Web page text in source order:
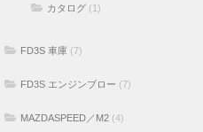
カタログ (1)
FD3S 車庫 (7)
FD3S エンジンブロー (7)
MAZDASPEED／M2 (4)